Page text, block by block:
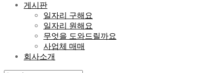
게시판
일자리 구해요
일자리 원해요
무엇을 도와드릴까요
사업체 매매
회사소개